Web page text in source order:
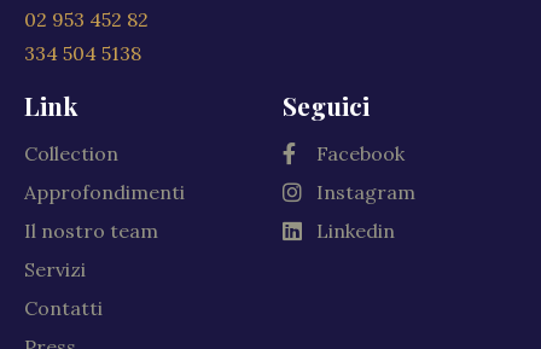
02 953 452 82
334 504 5138
Link
Collection
Approfondimenti
Il nostro team
Servizi
Contatti
Seguici
Facebook
Instagram
Linkedin